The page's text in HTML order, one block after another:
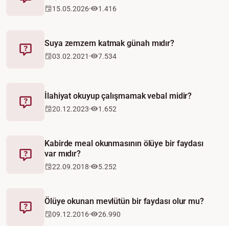
15.05.2026 1.416
Fetva
Suya zemzem katmak günah mıdır?
03.02.2021 7.534
Fetva
İlahiyat okuyup çalışmamak vebal midir?
20.12.2023 1.652
Fetva
Kabirde meal okunmasının ölüye bir faydası
var mıdır?
22.09.2018 5.252
Fetva
Ölüye okunan mevlütün bir faydası olur mu?
09.12.2016 26.990